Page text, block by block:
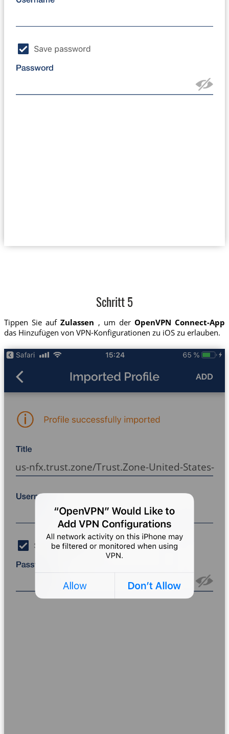
Schritt 5
Tippen Sie aufZulassen , um derOpenVPN Connect-App
das Hinzufügen von VPN-Konfigurationen zu iOS zu erlauben.
us-nfx.trust.zone/Trust.Zone-United-States-